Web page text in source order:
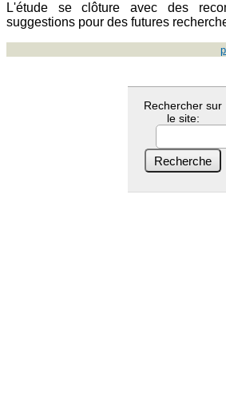
L'étude se clôture avec des
suggestions pour des futures
Rechercher sur
le site: